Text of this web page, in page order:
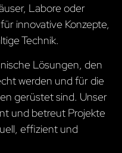
Labore oder
innovative Konzepte,
Technik.
Lösungen, den
werden und für die
gerüstet sind. Unser
und betreut Projekte
effizient und